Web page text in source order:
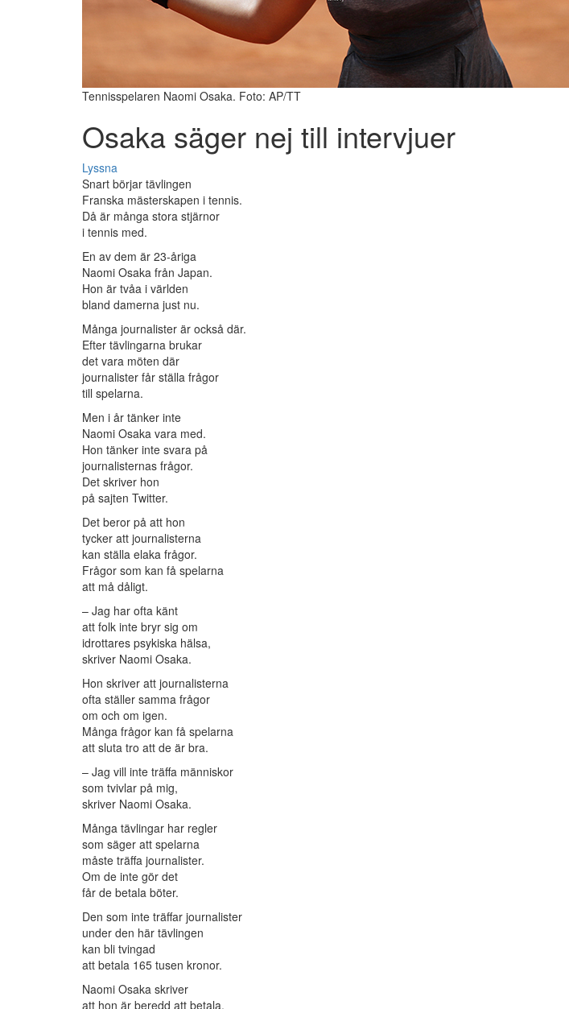
Tennisspelaren Naomi Osaka. Foto: AP/TT
Osaka säger nej till intervjuer
Lyssna
Snart börjar tävlingen
Franska mästerskapen i tennis.
Då är många stora stjärnor
i tennis med.
En av dem är 23-åriga
Naomi Osaka från Japan.
Hon är tvåa i världen
bland damerna just nu.
Många journalister är också där.
Efter tävlingarna brukar
det vara möten där
journalister får ställa frågor
till spelarna.
Men i år tänker inte
Naomi Osaka vara med.
Hon tänker inte svara på
journalisternas frågor.
Det skriver hon
på sajten Twitter.
Det beror på att hon
tycker att journalisterna
kan ställa elaka frågor.
Frågor som kan få spelarna
att må dåligt.
– Jag har ofta känt
att folk inte bryr sig om
idrottares psykiska hälsa,
skriver Naomi Osaka.
Hon skriver att journalisterna
ofta ställer samma frågor
om och om igen.
Många frågor kan få spelarna
att sluta tro att de är bra.
– Jag vill inte träffa människor
som tvivlar på mig,
skriver Naomi Osaka.
Många tävlingar har regler
som säger att spelarna
måste träffa journalister.
Om de inte gör det
får de betala böter.
Den som inte träffar journalister
under den här tävlingen
kan bli tvingad
att betala 165 tusen kronor.
Naomi Osaka skriver
att hon är beredd att betala.